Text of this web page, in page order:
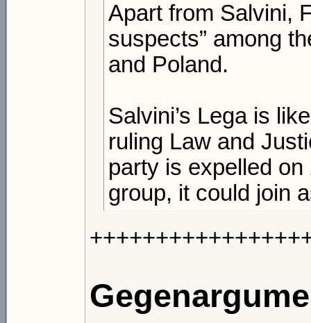
Apart from Salvini,
suspects” among
and Poland.
Salvini’s Lega is
ruling Law and
party is expelled
group, it could join